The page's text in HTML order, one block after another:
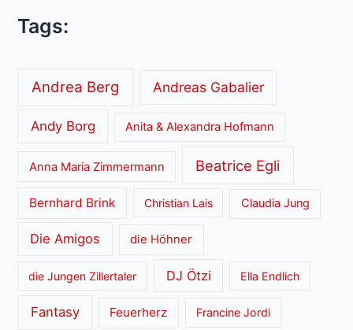
Tags:
Andrea Berg Andreas Gabalier
Andy Borg Anita & Alexandra Hofmann
Anna Maria Zimmermann Beatrice Egli
Bernhard Brink Christian Lais Claudia Jung
Die Amigos die Höhner
die Jungen Zillertaler DJ Ötzi Ella Endlich
Fantasy Feuerherz Francine Jordi